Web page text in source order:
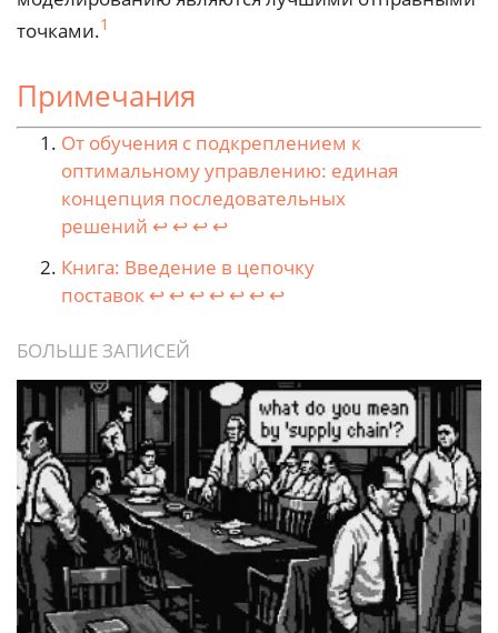
точками.1
Примечания
От обучения с подкреплением к
оптимальному управлению: единая
концепция последовательных
решений ↩︎ ↩︎ ↩︎ ↩︎
Книга: Введение в цепочку
поставок ↩︎ ↩︎ ↩︎ ↩︎ ↩︎ ↩︎ ↩︎
БОЛЬШЕ ЗАПИСЕЙ